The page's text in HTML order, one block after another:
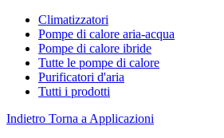
Climatizzatori
Pompe di calore aria-acqua
Pompe di calore ibride
Tutte le pompe di calore
Purificatori d'aria
Tutti i prodotti
Indietro Torna a Applicazioni